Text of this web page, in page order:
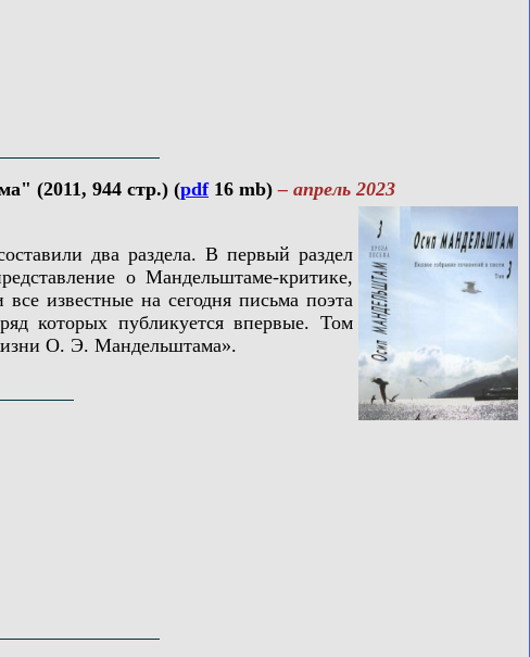
(2011, 944 стр.) (pdf16 mb)– апрель 2023
два раздела. В первый раздел
о Мандельштаме-критике,
известные на сегодня письма поэта
которых публикуется впервые. Том
О. Э. Мандельштама».